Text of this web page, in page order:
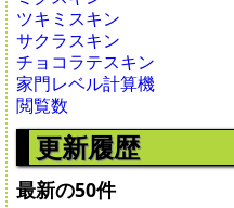
ツキミスキン
サクラスキン
チョコラテスキン
家門レベル計算機
閲覧数
更新履歴
最新の50件